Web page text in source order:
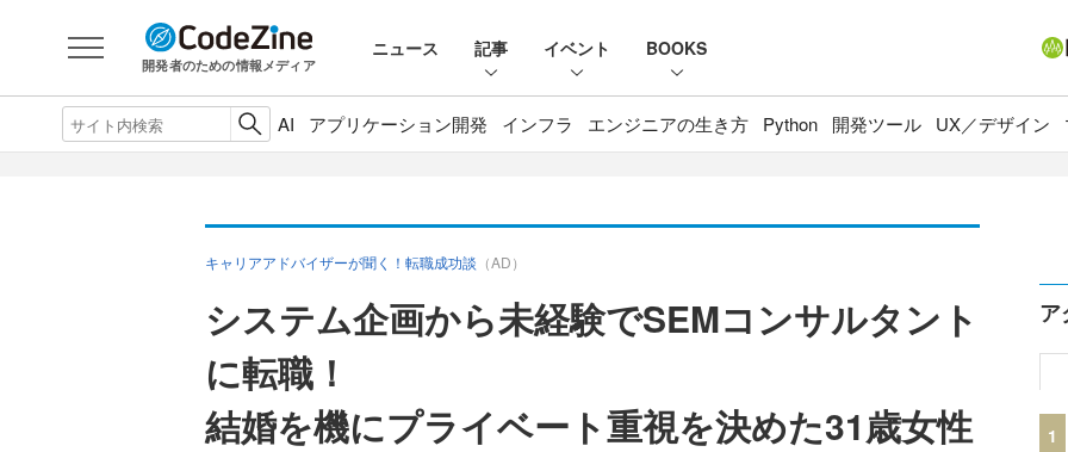
開発者のための情報メディア
ニュース 記事 イベント BOOKS
AI アプリケーション開発 インフラ エンジニアの生き方 Python 開発ツール UX／デザイン
キャリアアドバイザーが聞く！転職成功談 （AD）
システム企画から未経験でSEMコンサルタント
に転職！
結婚を機にプライベート重視を決めた31歳女性
ア
1